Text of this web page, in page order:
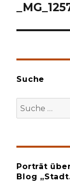
Suche
Suche
nach:
Porträt
Blog